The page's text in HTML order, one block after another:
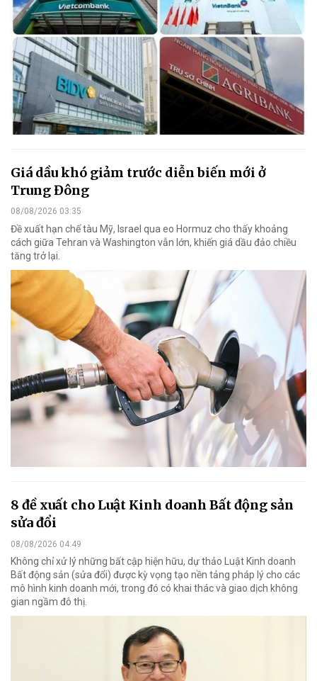
Giá dầu khó giảm trước diễn biến mới ở
Trung Đông
08/08/2026 03:35
Đề xuất hạn chế tàu Mỹ, Israel qua eo Hormuz cho thấy khoảng
cách giữa Tehran và Washington vẫn lớn, khiến giá dầu đảo chiều
tăng trở lại.
8 đề xuất cho Luật Kinh doanh Bất động sản
sửa đổi
08/08/2026 04:49
Không chỉ xử lý những bất cập hiện hữu, dự thảo Luật Kinh doanh
Bất động sản (sửa đổi) được kỳ vọng tạo nền tảng pháp lý cho các
mô hình kinh doanh mới, trong đó có khai thác và giao dịch không
gian ngầm đô thị.